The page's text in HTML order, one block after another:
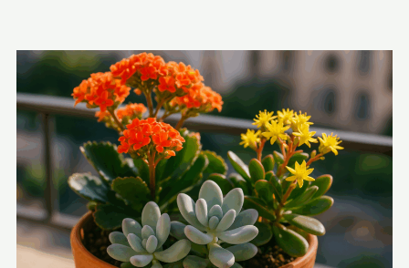
l
t
i
v
r
e
o
p
u
n